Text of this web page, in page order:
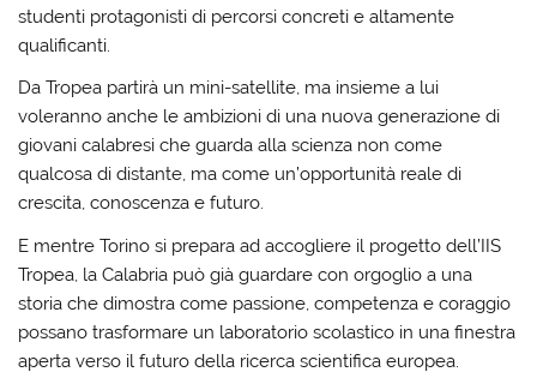
studenti protagonisti di percorsi concreti e altamente
qualificanti.
Da Tropea partirà un mini-satellite, ma insieme a lui
voleranno anche le ambizioni di una nuova generazione di
giovani calabresi che guarda alla scienza non come
qualcosa di distante, ma come un’opportunità reale di
crescita, conoscenza e futuro.
E mentre Torino si prepara ad accogliere il progetto dell’IIS
Tropea, la Calabria può già guardare con orgoglio a una
storia che dimostra come passione, competenza e coraggio
possano trasformare un laboratorio scolastico in una finestra
aperta verso il futuro della ricerca scientifica europea.